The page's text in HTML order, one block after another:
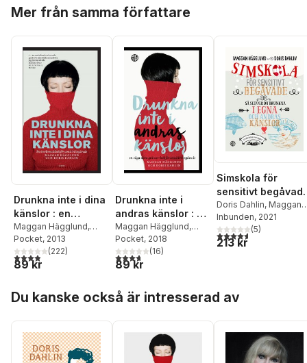
Mer från samma författare
Drunkna inte i dina
känslor : en
överlevnadsbok för
sensitivt begåvade
Maggan Hägglund,
Doris Dahlin
Pocket, 2013
3,9utav 5 stjärnor. Totalt antal röster:
(222)
89 kr
Drunkna inte i
andras känslor : en
våga sätta
gränser-bok för
sensitivt beg
Maggan Hägglund,
Doris Dahlin
Pocket, 2018
3,7utav 5 stjärnor. Totalt antal röster:
(16)
89 kr
Simskola för
sensitivt
: så slipper du
drunkna i egna
andras känslor
Doris Dahlin, Maggan
Hägglund
Inbunden, 2021
4,6utav 5 stjärnor.
(5)
213 kr
Du kanske också är intresserad av